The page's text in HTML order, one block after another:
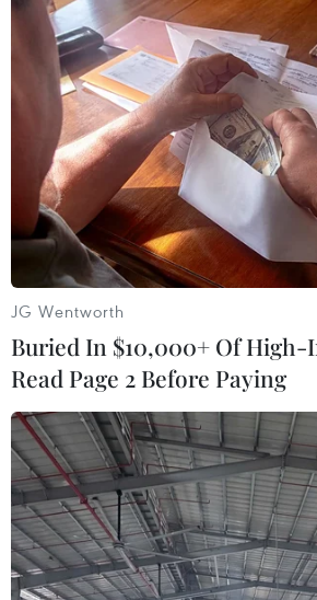
JG Wentworth
Buried In $10,000+ Of High-
Read Page 2 Before Paying